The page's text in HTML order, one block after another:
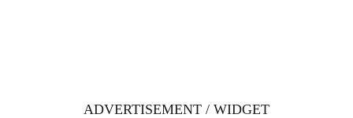
ADVERTISEMENT / WIDGET